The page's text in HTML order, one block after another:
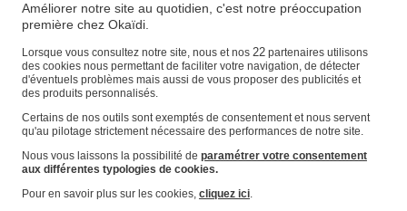
Magasin
Vos informations personnelles
Suivre une commande
Panier
Favoris
Améliorer notre site au quotidien, c'est notre préoccupation
première chez Okaïdi.
Lorsque vous consultez notre site, nous et nos 22partenaires utilisons
des cookies nous permettant de faciliter votre navigation, de détecter
d'éventuels problèmes mais aussi de vous proposer des publicités et
des produits personnalisés.
Certains de nos outils sont exemptés de consentement et nous servent
qu'au pilotage strictement nécessaire des performances de notre site.
Nous vous laissons la possibilité de paramétrer votre consentement
aux différentes typologies de cookies.
Pour en savoir plus sur les cookies, cliquez ici.